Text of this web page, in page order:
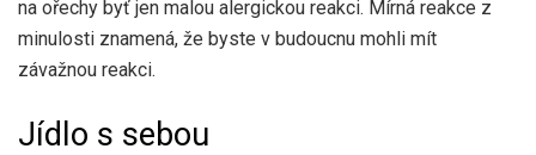
na ořechy byť jen malou alergickou reakci. Mírná reakce z
minulosti znamená, že byste v budoucnu mohli mít
závažnou reakci.
Jídlo s sebou